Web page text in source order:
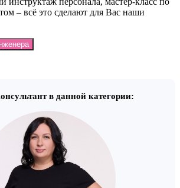
– всё это сделают для Вас наши
в данной категории: